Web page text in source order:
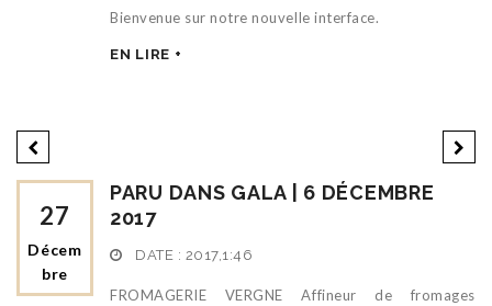
Bienvenue sur notre nouvelle interface.
EN LIRE +
27
Décem
Bre
PARU DANS GALA | 6 DÉCEMBRE
2017
DATE : 2017,1:46
FROMAGERIE VERGNE Affineur de fromages